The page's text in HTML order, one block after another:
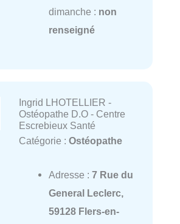
dimanche : non
renseigné
Ingrid LHOTELLIER -
Ostéopathe D.O - Centre
Escrebieux Santé
Catégorie : Ostéopathe
Adresse : 7 Rue du
General Leclerc,
59128 Flers-en-